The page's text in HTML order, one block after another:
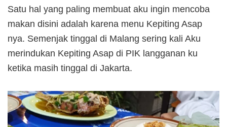
Satu hal yang paling membuat aku ingin mencoba
makan disini adalah karena menu Kepiting Asap
nya. Semenjak tinggal di Malang sering kali Aku
merindukan Kepiting Asap di PIK langganan ku
ketika masih tinggal di Jakarta.